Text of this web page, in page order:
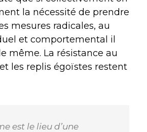
la nécessité de prendre
mesures radicales, au
et comportemental il
même. La résistance au
les replis égoïstes restent
est le lieu d’une